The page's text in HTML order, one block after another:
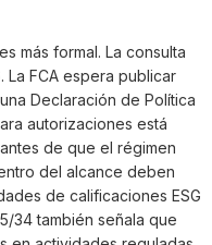
más formal. La consulta
. La FCA espera publicar
Declaración de Política
autorizaciones está
antes de que el régimen
del alcance deben
de calificaciones ESG
34 también señala que